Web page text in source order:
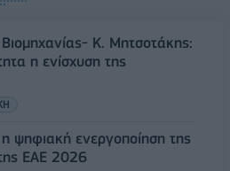
Κ. Μητσοτάκης:
η ενίσχυση της
ψηφιακή ενεργοποίηση της
ΕΑΕ 2026